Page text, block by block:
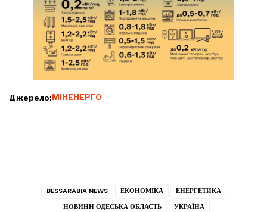
Джерело:МІНЕНЕРГО
BESSARABIA NEWS ЕКОНОМІКА
ЕНЕРГЕТИКА
НОВИНИ ОДЕСЬКА ОБЛАСТЬ
УКРАЇНА